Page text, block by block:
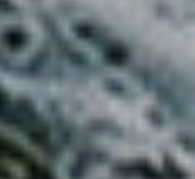
Siempre activas
propias para recopilar
de mejorar nuestros servicios.